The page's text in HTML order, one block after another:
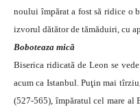
noului împărat a fost să ridice o
izvorul dătător de tămăduiri, cu
Boboteaza mică
Biserica ridicată de Leon se
acum ca Istanbul. Puţin mai
(527-565), împăratul cel mare al